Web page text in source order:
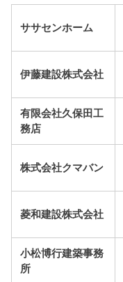
ササセンホーム
伊藤建設株式会社
有限会社久保田工
務店
株式会社クマバン
菱和建設株式会社
小松博行建築事務
所